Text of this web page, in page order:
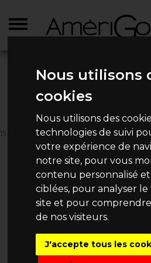
Nous utilisons
cookies
Nous utilisons des
technologies de suivi
votre expérience de
notre site, pour vous
contenu personnalisé
ciblées, pour analyser
site et pour
de nos visiteurs.
J'accepte tous les
LA COLOMBIE
CARAÏBES
13 JOURS / 11 NUITS
5 240€
DEMANDE DE